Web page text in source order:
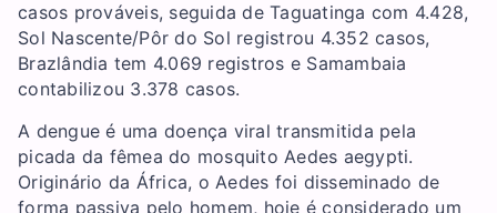
casos prováveis, seguida de Taguatinga com 4.428,
Sol Nascente/Pôr do Sol registrou 4.352 casos,
Brazlândia tem 4.069 registros e Samambaia
contabilizou 3.378 casos.
A dengue é uma doença viral transmitida pela
picada da fêmea do mosquito Aedes aegypti.
Originário da África, o Aedes foi disseminado de
forma passiva pelo homem, hoje é considerado um